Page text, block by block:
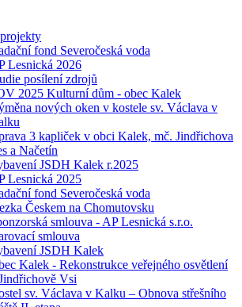
fond Severočeská voda
Lesnická 2026
posílení zdrojů
2025 Kulturní dům - obec Kalek
nových oken v kostele sv. Václava v
3 kapliček v obci Kalek, mč. Jindřichova
a Načetín
JSDH Kalek r.2025
Lesnická 2025
fond Severočeská voda
Českem na Chomutovsku
smlouva - AP Lesnická s.r.o.
smlouva
JSDH Kalek
Kalek - Rekonstrukce veřejného osvětlení
Vsi
sv. Václava v Kalku – Obnova střešního